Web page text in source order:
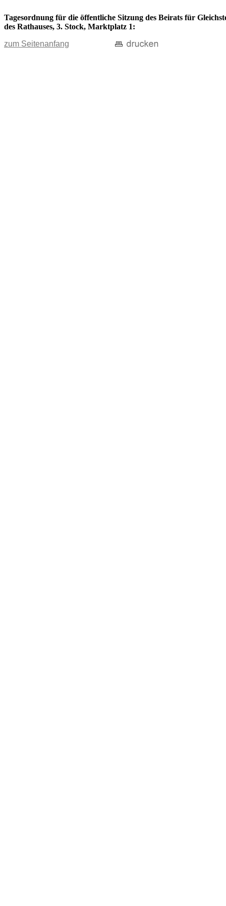
Tagesordnung für die öffentliche Sitzung des Beirats für
des Rathauses, 3. Stock, Marktplatz 1:
zum Seitenanfang